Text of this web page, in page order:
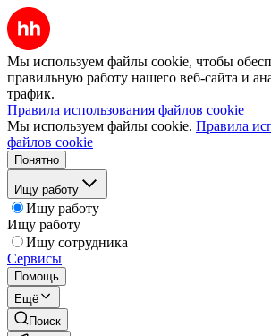
Мы используем файлы cookie, чтобы
правильную работу нашего веб-сайта и
трафик.
Правила использования файлов cookie
Мы используем файлы cookie. Правила
файлов cookie
Понятно
Ищу работу
Ищу работу
Ищу работу
Ищу сотрудника
Сервисы
Помощь
Ещё
Поиск